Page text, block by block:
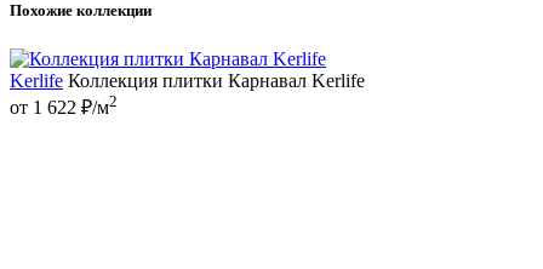
Похожие коллекции
Kerlife Коллекция плитки Карнавал Kerlife
от 1 622 ₽/м2